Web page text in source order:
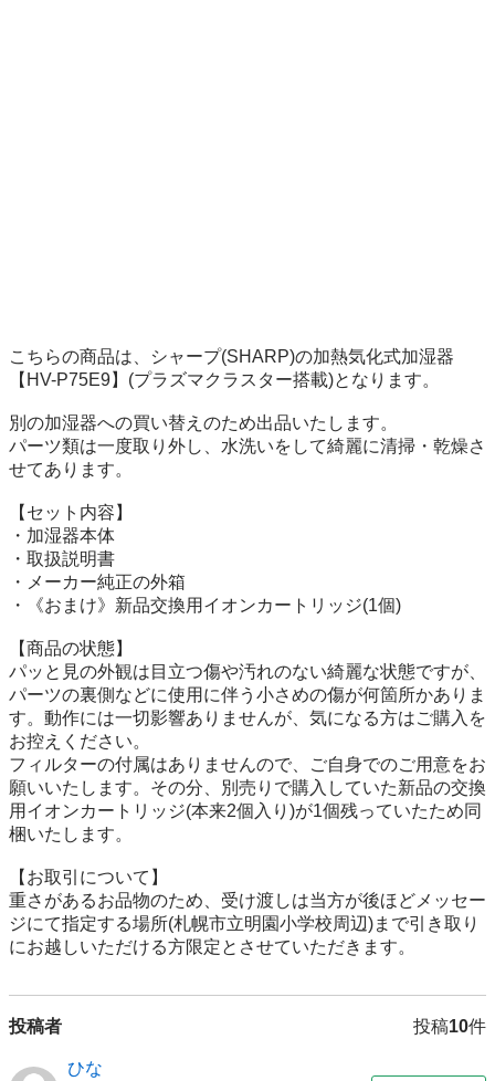
こちらの商品は、シャープ(SHARP)の加熱気化式加湿器
【HV-P75E9】(プラズマクラスター搭載)となります。
別の加湿器への買い替えのため出品いたします。
パーツ類は一度取り外し、水洗いをして綺麗に清掃・乾燥さ
せてあります。
【セット内容】
・加湿器本体
・取扱説明書
・メーカー純正の外箱
・《おまけ》新品交換用イオンカートリッジ(1個)
【商品の状態】
パッと見の外観は目立つ傷や汚れのない綺麗な状態ですが、
パーツの裏側などに使用に伴う小さめの傷が何箇所かありま
す。動作には一切影響ありませんが、気になる方はご購入を
お控えください。
フィルターの付属はありませんので、ご自身でのご用意をお
願いいたします。その分、別売りで購入していた新品の交換
用イオンカートリッジ(本来2個入り)が1個残っていたため同
梱いたします。
【お取引について】
重さがあるお品物のため、受け渡しは当方が後ほどメッセー
ジにて指定する場所(札幌市立明園小学校周辺)まで引き取り
にお越しいただける方限定とさせていただきます。
投稿者 投稿10件
ひな